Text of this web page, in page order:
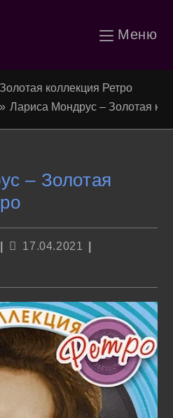
Меню
коллекция Ретро
» Лариса Мондрус – Золотая
– Золотая
Запись
17.04.2021